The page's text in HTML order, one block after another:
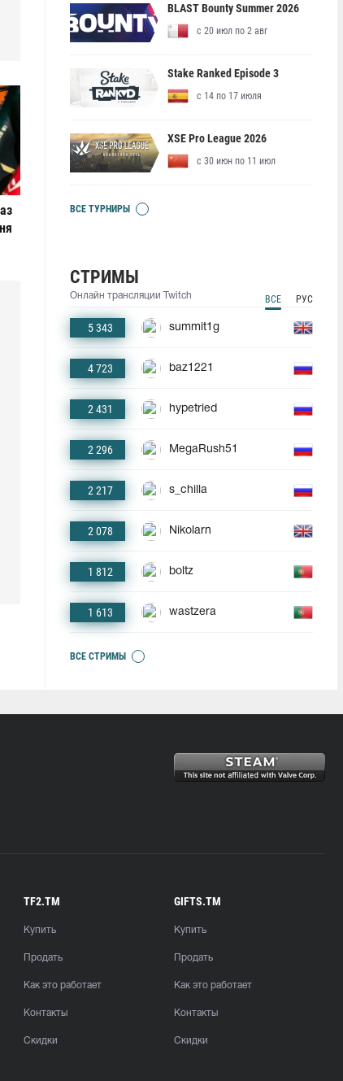
BLAST Bounty Summer 2026
с 20 июл по 2 авг
Stake Ranked Episode 3
с 14 по 17 июля
XSE Pro League 2026
с 30 июн по 11 июл
ВСЕ ТУРНИРЫ
СТРИМЫ
Онлайн трансляции Twitch ВСЕ РУС
5 343 summit1g
4 723 baz1221
2 431 hypetried
2 296 MegaRush51
2 217 s_chilla
2 078 Nikolarn
1 812 boltz
1 613 wastzera
ВСЕ СТРИМЫ
TF2.TM
Купить
Продать
Как это работает
Контакты
Скидки
GIFTS.TM
Купить
Продать
Как это работает
Контакты
Скидки